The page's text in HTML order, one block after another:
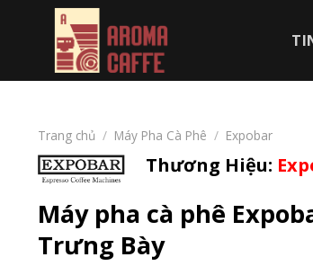
Trang chủ / Máy Pha Cà Phê / Expobar
Thương Hiệu:
Máy pha cà phê
Trưng Bày